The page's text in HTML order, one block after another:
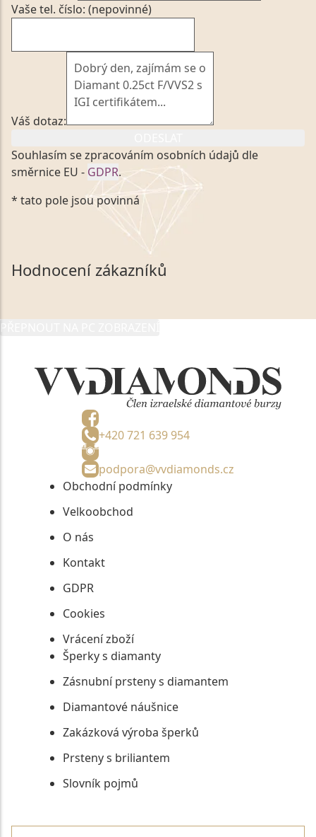
Vaše tel. číslo: (nepovinné)
Váš dotaz:
Souhlasím se zpracováním osobních údajů dle
směrnice EU - GDPR.
Kliknutím na výše uvedený odkaz, v souladu se
zákonem č. 101/2000 Sb. v platném znění výslovně
souhlasím se zpracováním a uchováním veškerých
mých osobních údajů, které poskytuji prostřednictvím
společnosti VVDiamonds s.r.o., IČO: 05892481. Tyto
údaje poskytuji společnosti VVDiamonds s.r.o., IČO:
* tato pole jsou povinná
Hodnocení zákazníků
+420 721 639 954
podpora@vvdiamonds.cz
Obchodní podmínky
Velkoobchod
O nás
Kontakt
GDPR
Cookies
Vrácení zboží
Šperky s diamanty
Zásnubní prsteny s diamantem
Diamantové náušnice
Zakázková výroba šperků
Prsteny s briliantem
Slovník pojmů